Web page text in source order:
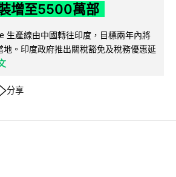
增至5500萬部
生產線由中國轉往印度，目標兩年內將
地。印度政府推出關稅豁免及稅務優惠延
分享